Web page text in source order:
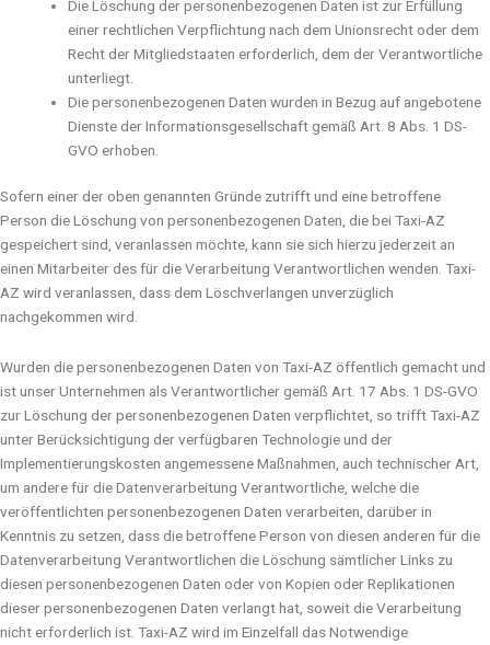
Die Löschung der personenbezogenen Daten ist zur Erfüllung
einer rechtlichen Verpflichtung nach dem Unionsrecht oder dem
Recht der Mitgliedstaaten erforderlich, dem der Verantwortliche
unterliegt.
Die personenbezogenen Daten wurden in Bezug auf angebotene
Dienste der Informationsgesellschaft gemäß Art. 8 Abs. 1 DS-
GVO erhoben.
Sofern einer der oben genannten Gründe zutrifft und eine betroffene
Person die Löschung von personenbezogenen Daten, die bei Taxi-AZ
gespeichert sind, veranlassen möchte, kann sie sich hierzu jederzeit an
einen Mitarbeiter des für die Verarbeitung Verantwortlichen wenden. Taxi-
AZ wird veranlassen, dass dem Löschverlangen unverzüglich
nachgekommen wird.
Wurden die personenbezogenen Daten von Taxi-AZ öffentlich gemacht und
ist unser Unternehmen als Verantwortlicher gemäß Art. 17 Abs. 1 DS-GVO
zur Löschung der personenbezogenen Daten verpflichtet, so trifft Taxi-AZ
unter Berücksichtigung der verfügbaren Technologie und der
Implementierungskosten angemessene Maßnahmen, auch technischer Art,
um andere für die Datenverarbeitung Verantwortliche, welche die
veröffentlichten personenbezogenen Daten verarbeiten, darüber in
Kenntnis zu setzen, dass die betroffene Person von diesen anderen für die
Datenverarbeitung Verantwortlichen die Löschung sämtlicher Links zu
diesen personenbezogenen Daten oder von Kopien oder Replikationen
dieser personenbezogenen Daten verlangt hat, soweit die Verarbeitung
nicht erforderlich ist. Taxi-AZ wird im Einzelfall das Notwendige